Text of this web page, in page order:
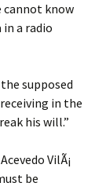
cannot know
a radio
supposed
in the
his will.”
VilÃ¡
be